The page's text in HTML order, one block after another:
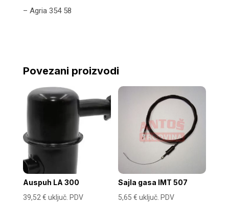
– Agria 354 58
Povezani proizvodi
Auspuh LA 300
39,52 € uključ. PDV
Sajla gasa IMT 507
5,65€ uključ. PDV